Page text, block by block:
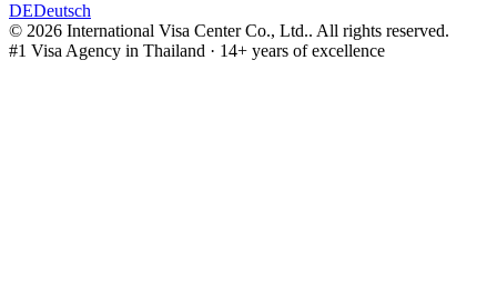
DEDeutsch
© 2026 International Visa Center Co., Ltd.. All rights reserved.
#1 Visa Agency in Thailand · 14+ years of excellence